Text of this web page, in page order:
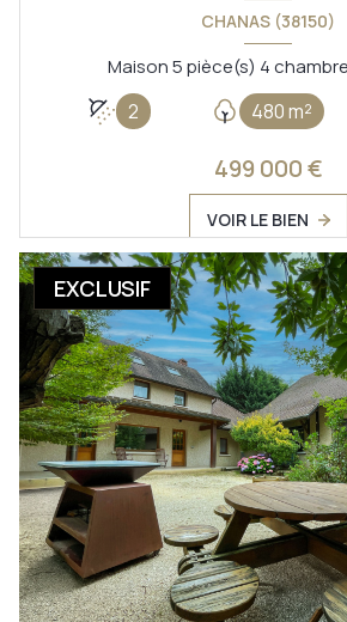
CHANAS (38150)
2 480 m²
499 000 €
VOIR LE BIEN
EXCLUSIF